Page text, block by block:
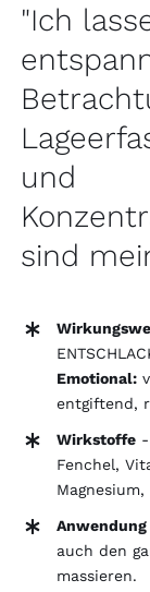
"Ich
und
sind
Emotional:
entgiftend,
Wirkstoffe
Fenchel,
Anwendung
auch den
massieren.